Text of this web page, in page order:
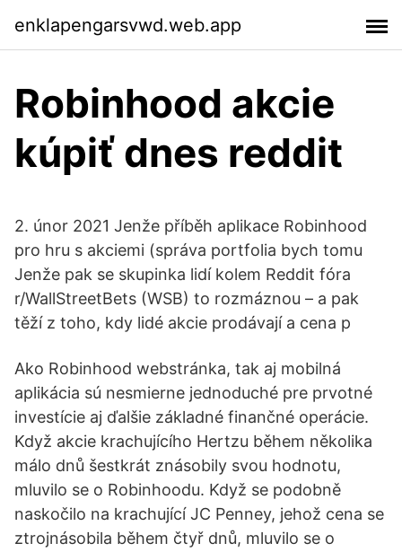
enklapengarsvwd.web.app
Robinhood akcie
kúpiť dnes reddit
2. únor 2021 Jenže příběh aplikace Robinhood
pro hru s akciemi (správa portfolia bych tomu
Jenže pak se skupinka lidí kolem Reddit fóra
r/WallStreetBets (WSB) to rozmáznou – a pak
těží z toho, kdy lidé akcie prodávají a cena p
Ako Robinhood webstránka, tak aj mobilná
aplikácia sú nesmierne jednoduché pre prvotné
investície aj ďalšie základné finančné operácie.
Když akcie krachujícího Hertzu během několika
málo dnů šestkrát znásobily svou hodnotu,
mluvilo se o Robinhoodu. Když se podobně
naskočilo na krachující JC Penney, jehož cena se
ztrojnásobila během čtyř dnů, mluvilo se o